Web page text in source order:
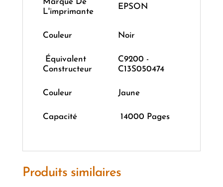
Marque De
L'imprimante
EPSON
Couleur Noir
‎ ‎Équivalent
Constructeur
C9200 -
C13S050474
Couleur Jaune
Capacité 14000 Pages
Produits similaires